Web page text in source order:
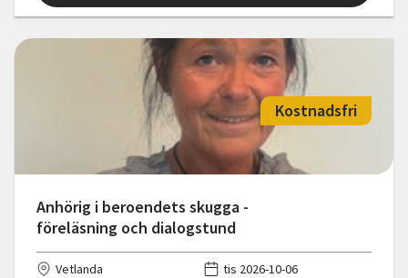
Anhörig i beroendets skugga -
föreläsning och dialogstund
Kostnadsfri
Vetlanda
tis 2026-10-06